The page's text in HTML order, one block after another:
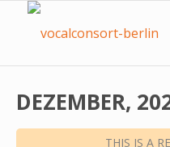
DEZEMBER,
THIS IS A